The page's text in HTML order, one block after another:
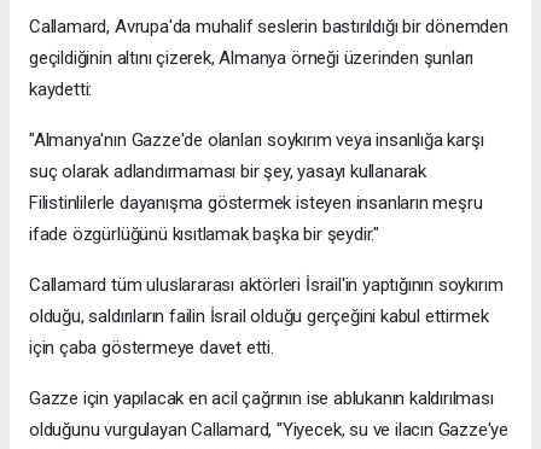
Callamard, Avrupa'da muhalif seslerin bastırıldığı bir dönemden
geçildiğinin altını çizerek, Almanya örneği üzerinden şunları
kaydetti:
"Almanya'nın Gazze'de olanları soykırım veya insanlığa karşı
suç olarak adlandırmaması bir şey, yasayı kullanarak
Filistinlilerle dayanışma göstermek isteyen insanların meşru
ifade özgürlüğünü kısıtlamak başka bir şeydir."
Callamard tüm uluslararası aktörleri İsrail'in yaptığının soykırım
olduğu, saldırıların failin İsrail olduğu gerçeğini kabul ettirmek
için çaba göstermeye davet etti.
Gazze için yapılacak en acil çağrının ise ablukanın kaldırılması
olduğunu vurgulayan Callamard, "Yiyecek, su ve ilacın Gazze'ye